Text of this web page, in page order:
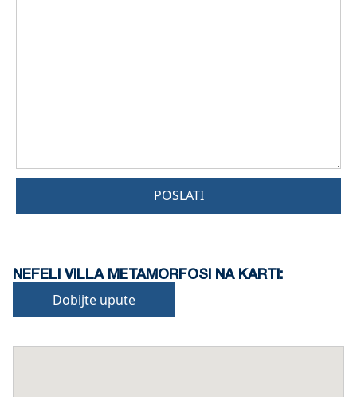
POSLATI
NEFELI VILLA METAMORFOSI NA KARTI:
Dobijte upute